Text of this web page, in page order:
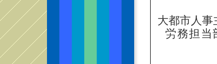
大都市人事
労務担